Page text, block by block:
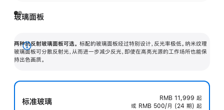
玻璃面板
两种抗反射玻璃面板可选。 标配的玻璃面板经过特别设计，反光率极低。纳米纹理
玻璃面板可分散反射光，从而进一步减少反光，即使在高亮光源的工作场所也能保
持出色画质。
展
开
标准玻璃 RMB 11,999 起
或 RMB 500/月 (24 期) 起